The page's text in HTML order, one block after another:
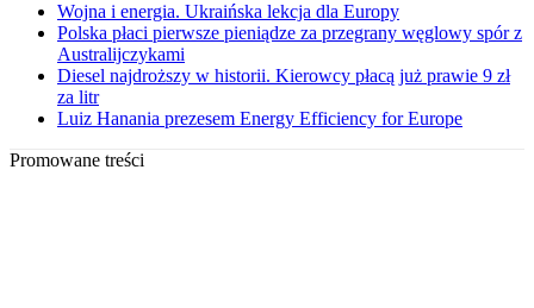
Wojna i energia. Ukraińska lekcja dla Europy
Polska płaci pierwsze pieniądze za przegrany węglowy spór z
Australijczykami
Diesel najdroższy w historii. Kierowcy płacą już prawie 9 zł
za litr
Luiz Hanania prezesem Energy Efficiency for Europe
Promowane treści